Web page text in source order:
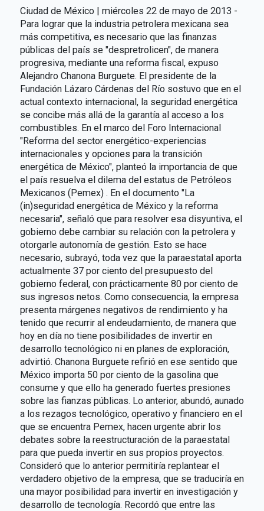
Ciudad de México | miércoles 22 de mayo de 2013 -
Para lograr que la industria petrolera mexicana sea
más competitiva, es necesario que las finanzas
públicas del país se "despretrolicen", de manera
progresiva, mediante una reforma fiscal, expuso
Alejandro Chanona Burguete. El presidente de la
Fundación Lázaro Cárdenas del Río sostuvo que en el
actual contexto internacional, la seguridad energética
se concibe más allá de la garantía al acceso a los
combustibles. En el marco del Foro Internacional
"Reforma del sector energético-experiencias
internacionales y opciones para la transición
energética de México", planteó la importancia de que
el país resuelva el dilema del estatus de Petróleos
Mexicanos (Pemex) . En el documento "La
(in)seguridad energética de México y la reforma
necesaria", señaló que para resolver esa disyuntiva, el
gobierno debe cambiar su relación con la petrolera y
otorgarle autonomía de gestión. Esto se hace
necesario, subrayó, toda vez que la paraestatal aporta
actualmente 37 por ciento del presupuesto del
gobierno federal, con prácticamente 80 por ciento de
sus ingresos netos. Como consecuencia, la empresa
presenta márgenes negativos de rendimiento y ha
tenido que recurrir al endeudamiento, de manera que
hoy en día no tiene posibilidades de invertir en
desarrollo tecnológico ni en planes de exploración,
advirtió. Chanona Burguete refirió en ese sentido que
México importa 50 por ciento de la gasolina que
consume y que ello ha generado fuertes presiones
sobre las fianzas públicas. Lo anterior, abundó, aunado
a los rezagos tecnológico, operativo y financiero en el
que se encuentra Pemex, hacen urgente abrir los
debates sobre la reestructuración de la paraestatal
para que pueda invertir en sus propios proyectos.
Consideró que lo anterior permitiría replantear el
verdadero objetivo de la empresa, que se traduciría en
una mayor posibilidad para invertir en investigación y
desarrollo de tecnología. Recordó que entre las